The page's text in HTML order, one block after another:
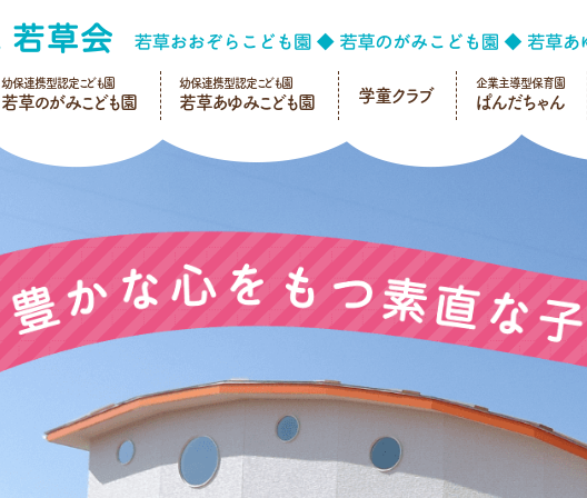
幼保連携型認定こども園
若草のがみこども園
幼保連携型認定こども園
若草あゆみこども園 学童クラブ
企業主導型保育園
ぱんだちゃん